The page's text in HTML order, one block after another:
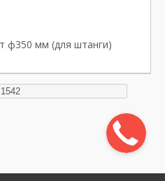
ф350 мм (для штанги)